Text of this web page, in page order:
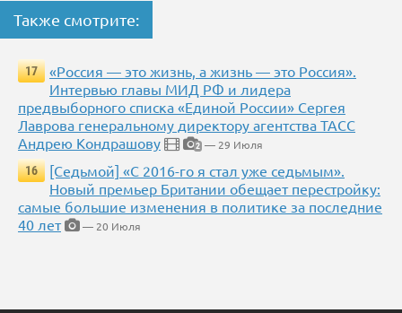
Также смотрите:
17
«Россия — это жизнь, а жизнь — это Россия».
Интервью главы МИД РФ и лидера
предвыборного списка «Единой России» Сергея
Лаврова генеральному директору агентства ТАСС
Андрею Кондрашову
2 — 29 Июля
16
[Седьмой] «С 2016-го я стал уже седьмым».
Новый премьер Британии обещает перестройку:
самые большие изменения в политике за последние
40 лет
— 20 Июля